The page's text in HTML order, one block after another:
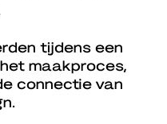
tijdens een
maakproces,
connectie van